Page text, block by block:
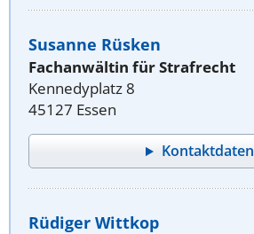
Susanne Rüsken
Fachanwältin für Strafrecht
Kennedyplatz 8
45127 Essen
Kontaktdaten
Rüdiger Wittkop